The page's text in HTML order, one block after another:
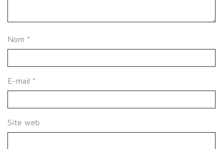
Nom *
E-mail *
Site web